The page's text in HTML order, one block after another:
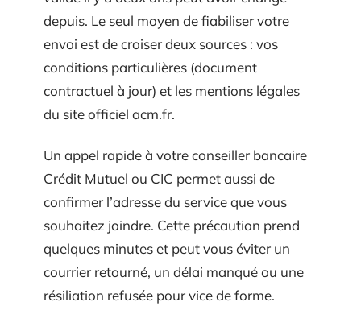
depuis. Le seul moyen de fiabiliser votre
envoi est de croiser deux sources : vos
conditions particulières (document
contractuel à jour) et les mentions légales
du site officiel acm.fr.
Un appel rapide à votre conseiller bancaire
Crédit Mutuel ou CIC permet aussi de
confirmer l’adresse du service que vous
souhaitez joindre. Cette précaution prend
quelques minutes et peut vous éviter un
courrier retourné, un délai manqué ou une
résiliation refusée pour vice de forme.